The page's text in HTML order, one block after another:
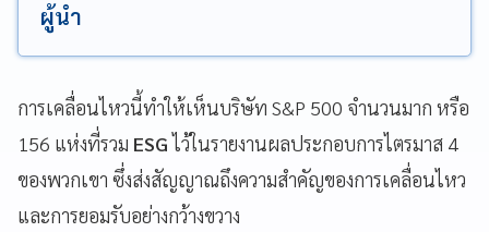
ผู้นำ
การเคลื่อนไหวนี้ทำให้เห็นบริษัท S&P 500 จำนวนมาก หรือ
156 แห่งที่รวม ESGไว้ในรายงานผลประกอบการไตรมาส 4
ของพวกเขา ซึ่งส่งสัญญาณถึงความสำคัญของการเคลื่อนไหว
และการยอมรับอย่างกว้างขวาง